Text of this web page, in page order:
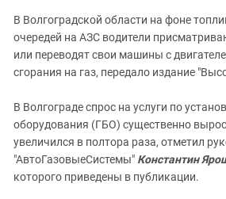
В Волгоградской области на фоне
очередей на АЗС водители
или переводят свои машины с
сгорания на газ, передало издание
В Волгограде спрос на услуги по
оборудования (ГБО) существенно
увеличился в полтора раза, отметил
"АвтоГазовыеСистемы" Константин
которого приведены в публикации.